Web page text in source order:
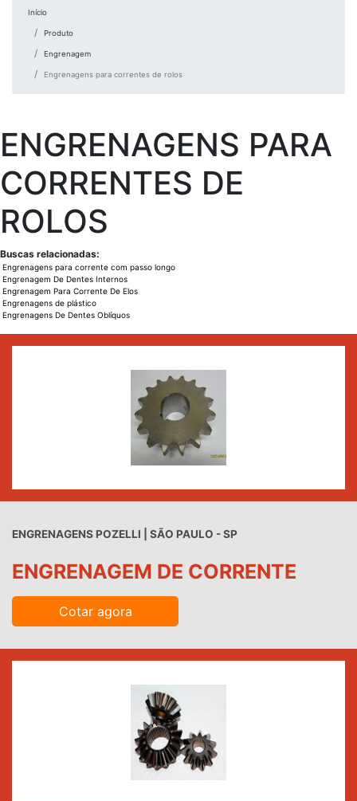
Início
Produto
Engrenagem
Engrenagens para correntes de rolos
ENGRENAGENS PARA
CORRENTES DE
ROLOS
Buscas relacionadas:
Engrenagens para corrente com passo longo
Engrenagem De Dentes Internos
Engrenagem Para Corrente De Elos
Engrenagens de plástico
Engrenagens De Dentes Oblíquos
ENGRENAGENS POZELLI | SÃO PAULO - SP
ENGRENAGEM DE CORRENTE
Cotar agora